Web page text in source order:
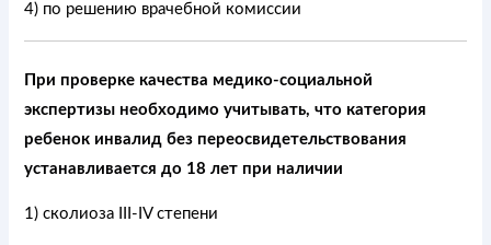
4) по решению врачебной комиссии
При проверке качества медико-социальной
экспертизы необходимо учитывать, что категория
ребенок инвалид без переосвидетельствования
устанавливается до 18 лет при наличии
1) сколиоза III-IV степени